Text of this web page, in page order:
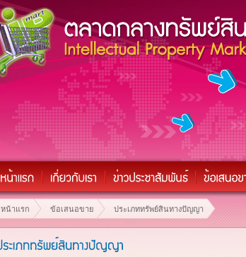
หน้าแรก ข้อเสนอขาย ประเภททรัพย์สินทางปัญญา